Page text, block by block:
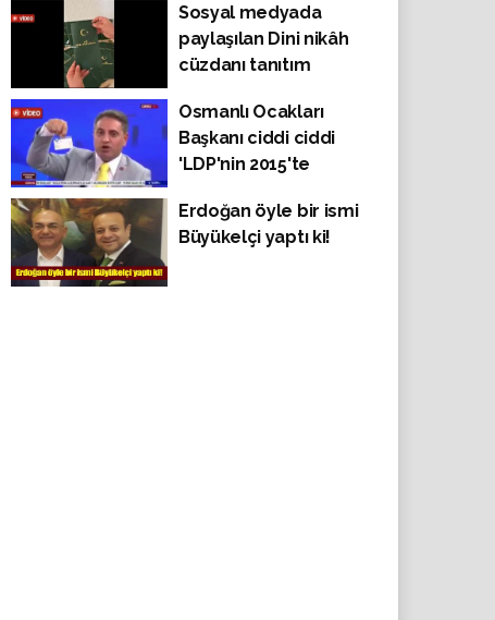
on binlere seslendi
Sosyal medyada
paylaşılan Dini nikâh
cüzdanı tanıtım
Osmanlı Ocakları
Başkanı ciddi ciddi
'LDP'nin 2015'te
kartlarını göstererek'
İstanbul seçiminde
Erdoğan öyle bir ismi
Büyükelçi yaptı ki!